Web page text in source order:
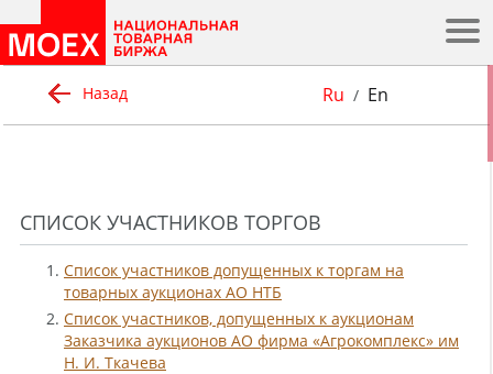
Назад Ru / En
СПИСОК УЧАСТНИКОВ ТОРГОВ
1. Список участников допущенных к торгам на
товарных аукционах АО НТБ
2. Список участников, допущенных к аукционам
Заказчика аукционов АО фирма «Агрокомплекс» им
Н. И. Ткачева